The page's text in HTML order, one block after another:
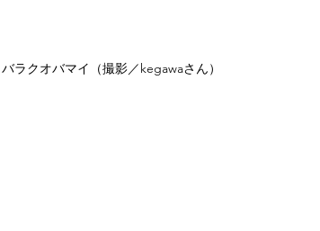
ラクオバマイ（撮影／kegawaさん）